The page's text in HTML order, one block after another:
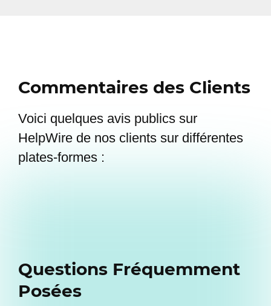
Commentaires des Clients
Voici quelques avis publics sur
HelpWire de nos clients sur différentes
plates-formes :
Questions Fréquemment
Posées